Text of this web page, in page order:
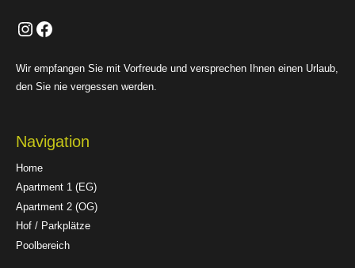
Instagram
Facebook
Wir empfangen Sie mit Vorfreude und versprechen Ihnen einen Urlaub,
den Sie nie vergessen werden.
Navigation
Home
Apartment 1 (EG)
Apartment 2 (OG)
Hof / Parkplätze
Poolbereich